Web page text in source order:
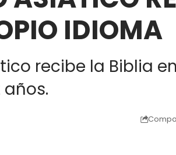
IDIOMA
recibe la Biblia